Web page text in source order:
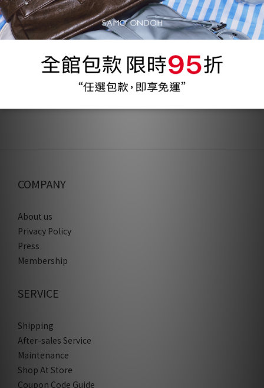
COMPANY
About us
Privacy Policy
Press
Membership
SERVICE
Shipping
After-sales Service
Maintenance
Shop At Store
Coupon Code Guide